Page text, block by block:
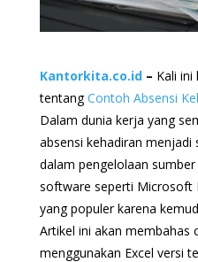
Kantorkita.co.id – Kali ini
tentangContoh Absensi
Dalam dunia kerja yang
absensi kehadiran menjadi
dalam pengelolaan
software seperti Microsoft
yang populer karena
Artikel ini akan membahas
menggunakan Excel versi